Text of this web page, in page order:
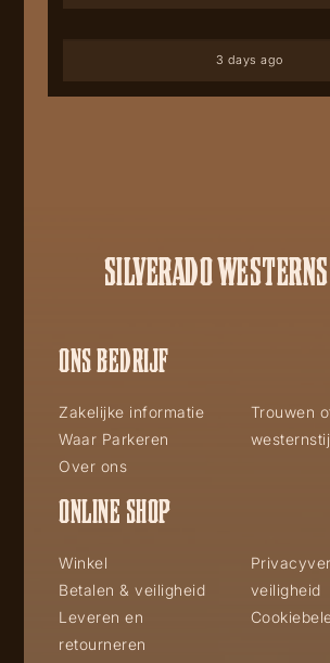
3 days ago
SILVERADO
ONS BEDRIJF
Zakelijke informatie
Waar Parkeren
Over ons
Trouwen
ONLINE SHOP
Winkel
Betalen & veiligheid
Leveren en
retourneren
veiligheid